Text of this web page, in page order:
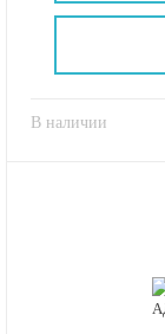
В наличии